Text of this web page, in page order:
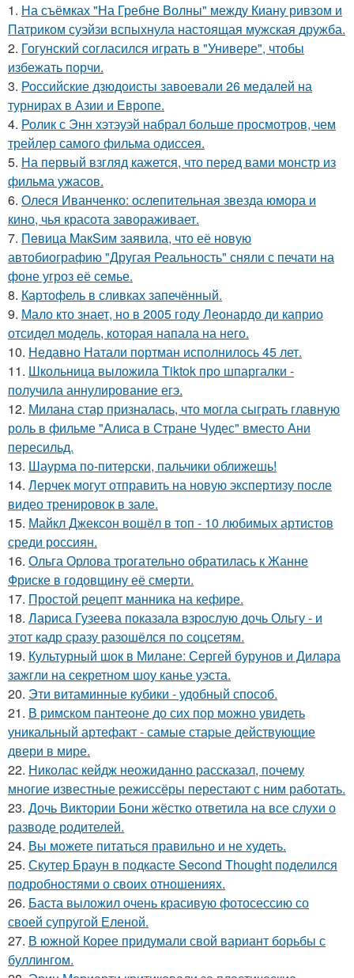
1. На съёмках "На Гребне Волны" между Киану ривзом и
Патриком суэйзи вспыхнула настоящая мужская дружба.
2. Гогунский согласился играть в "Универе", чтобы
избежать порчи.
3. Российские дзюдоисты завоевали 26 медалей на
турнирах в Азии и Европе.
4. Ролик с Энн хэтэуэй набрал больше просмотров, чем
трейлер самого фильма одиссея.
5. На первый взгляд кажется, что перед вами монстр из
фильма ужасов.
6. Олеся Иванченко: ослепительная звезда юмора и
кино, чья красота завораживает.
7. Пeвица MакSим заявила, что её новую
автобиографию "Другая Реальность" сняли с печати на
фоне угроз её семье.
8. Картофель в сливках запечённый.
9. Мало кто знает, но в 2005 году Леонардо ди каприо
отсидел модель, которая напала на него.
10. Недавно Натали портман исполнилось 45 лет.
11. Школьница выложила Tiktok про шпаргалки -
получила аннулирование егэ.
12. Милана стар призналась, что могла сыграть главную
роль в фильме "Алиса в Стране Чудес" вместо Ани
пересильд.
13. Шаурма по-питерски, пальчики оближешь!
14. Лерчек могут отправить на новую экспертизу после
видео тренировок в зале.
15. Майкл Джексон вошёл в топ - 10 любимых артистов
среди россиян.
16. Ольга Орлова трогательно обратилась к Жанне
Фриске в годовщину её смерти.
17. Простой рецепт манника на кефире.
18. Лариса Гузеева показала взрослую дочь Ольгу - и
этот кадр сразу разошёлся по соцсетям.
19. Культурный шок в Милане: Сергей бурунов и Дилара
зажгли на секретном шоу канье уэста.
20. Эти витаминные кубики - удобный способ.
21. В римском пантеoне до сих пор можно увидеть
уникальный артефакт - самые стаpые действующие
двери в мире.
22. Николас кейдж неожиданно рассказал, почему
многие известные режиссёры перестают с ним работать.
23. Дочь Виктории Бони жёстко ответила на все слухи о
разводе родителей.
24. Вы можете питаться правильно и не худеть.
25. Скутер Браун в подкасте Second Thought поделился
подробностями о своих отношениях.
26. Баста выложил очень красивую фотосессию со
своей супругой Еленой.
27. В южной Корее придумали свой вариант борьбы с
буллингом.